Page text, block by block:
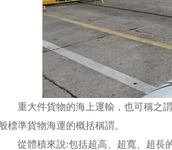
大件貨物的海上運輸，也可稱之謂
標準貨物海運的概括稱謂。
體積來說:包括超高、超寬、超長的三